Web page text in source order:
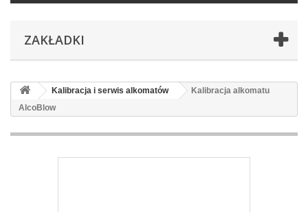
ZAKŁADKI
Kalibracja i serwis alkomatów
Kalibracja alkomatu
AlcoBlow